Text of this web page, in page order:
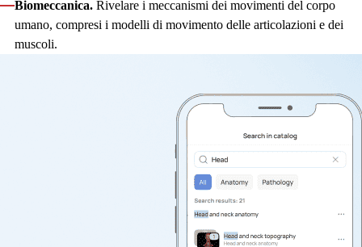
Biomeccanica. Rivelare i meccanismi dei movimenti del corpo
umano, compresi i modelli di movimento delle articolazioni e dei
muscoli.